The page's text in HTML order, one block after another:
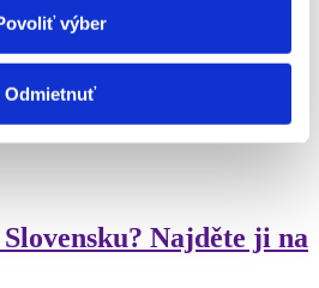
výber
Odmietnuť
Poprad Poprad Obchod-služby Ďalšie
Najděte ji na